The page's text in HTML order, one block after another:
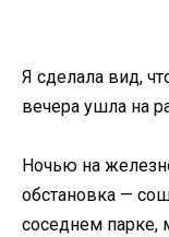
Я сделала вид,
вечера ушла на
Ночью на
обстановка —
соседнем парке,